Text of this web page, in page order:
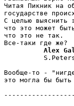
Читая Пикник на
государстве
С целью выяснить
что это может
что это не так.
Alex
Вообще-то -
это могла бы